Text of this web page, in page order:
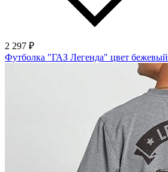
2 297 ₽
Футболка "ГАЗ Легенда" цвет бежевый